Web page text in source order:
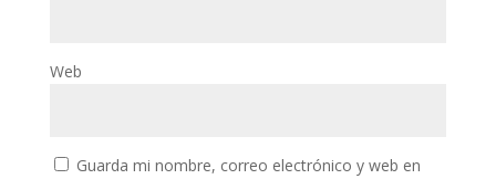
Web
Guarda mi nombre, correo electrónico y web en